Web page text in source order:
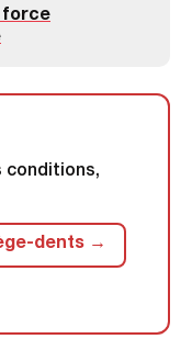
force
conditions,
dents →